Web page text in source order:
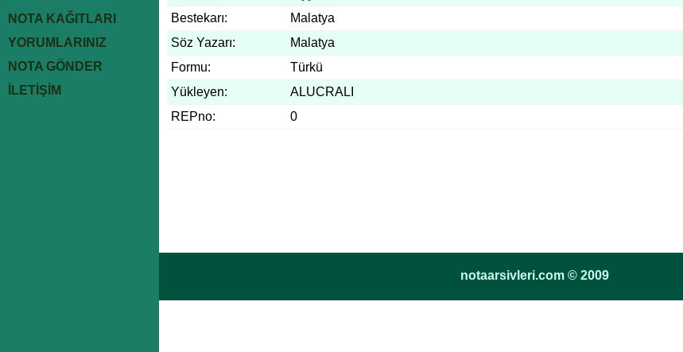
NOTA KAĞITLARI
YORUMLARINIZ
NOTA GÖNDER
İLETİŞİM
Bestekarı:
Malatya
Söz Yazarı:
Malatya
Formu:
Türkü
Yükleyen:
ALUCRALI
REPno:
0
notaarsivleri.com © 2009